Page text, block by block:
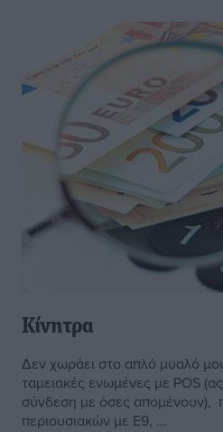
Κίνητρα
Δεν χωράει στο απλό μυαλό
ταμειακές ενωμένες με POS
σύνδεση με όσες απομένουν),
περιουσιακών με Ε9, ...